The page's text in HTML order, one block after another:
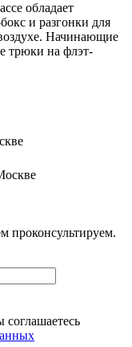
обладает
и разгонки для
Начинающие
трюки на флэт-
проконсультируем.